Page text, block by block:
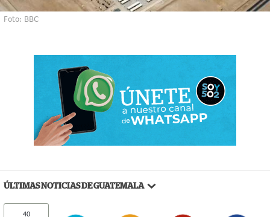
Foto: BBC
ÚLTIMAS NOTICIAS DE GUATEMALA
40